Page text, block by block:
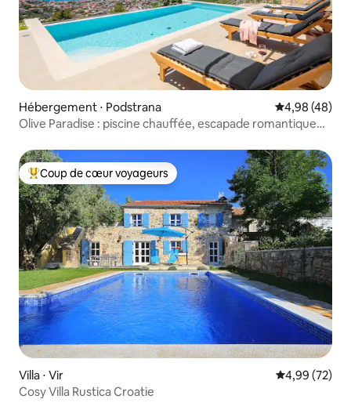
Hébergement ⋅ Podstrana Évaluation
4,98 (48)
Olive Paradise : piscine chauffée, escapade romantique
Coups de cœur voyageurs les plus appréciés
Coup de cœur voyageurs
Villa ⋅ Vir Évaluation
4,99 (72)
Cosy Villa Rustica Croatie